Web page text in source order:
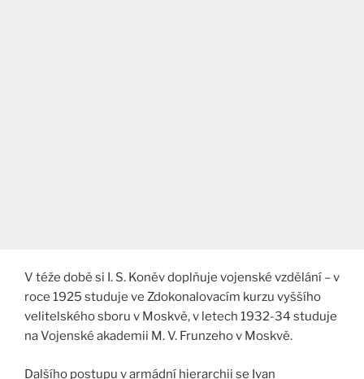
V téže době si I. S. Koněv doplňuje vojenské vzdělání – v
roce 1925 studuje ve Zdokonalovacím kurzu vyššího
velitelského sboru v Moskvě, v letech 1932-34 studuje
na Vojenské akademii M. V. Frunzeho v Moskvě.
Dalšího postupu v armádní hierarchii se Ivan